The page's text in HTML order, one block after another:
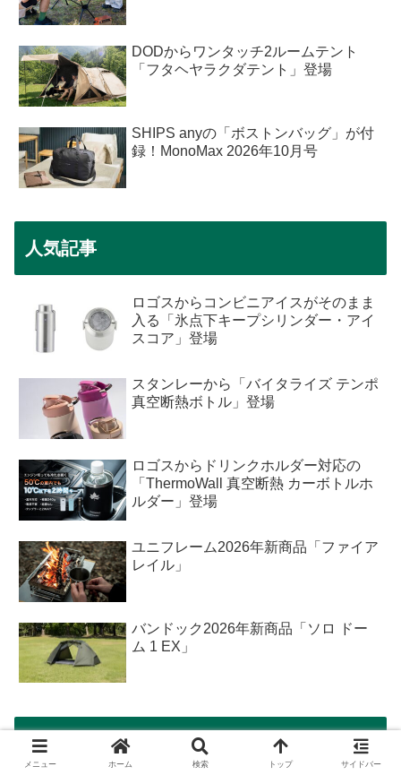
DODからワンタッチ2ルームテント
「フタヘヤラクダテント」登場
SHIPS anyの「ボストンバッグ」が付
録！MonoMax 2026年10月号
人気記事
ロゴスからコンビニアイスがそのまま
入る「氷点下キープシリンダー・アイ
スコア」登場
スタンレーから「バイタライズ テンポ
真空断熱ボトル」登場
ロゴスからドリンクホルダー対応の
「ThermoWall 真空断熱 カーボトルホ
ルダー」登場
ユニフレーム2026年新商品「ファイア
レイル」
バンドック2026年新商品「ソロ ドー
ム 1 EX」
カテゴリー
メニュー ホーム 検索 トップ サイドバー